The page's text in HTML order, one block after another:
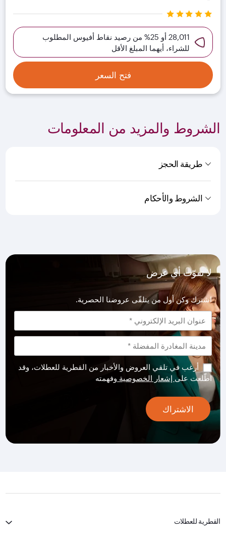
28,011 أو 25% من رصيد نقاط أفيوس المطلوب
للشراء، أيهما المبلغ الأقل
فتح السعر
الشروط والمزيد من المعلومات
طريقة الحجز
الشروط والأحكام
لا تفوّت أي عرض
اشترك وكن أول من يتلقّى عروضنا الحصرية.
أرغب في تلقي العروض والأخبار من القطرية للعطلات، وقد
اطّلعت على إشعار الخصوصية وفهمته
الاشتراك
القطرية للعطلات